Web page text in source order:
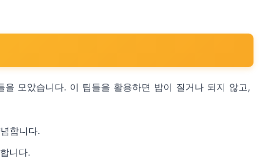
모았습니다. 이 팁들을 활용하면 밥이 질거나 되지 않고,
합니다.
니다.